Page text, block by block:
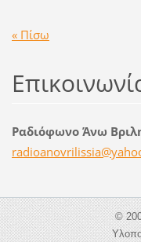
« Πίσω
Ραδιόφωνο Άνω
radioanovrilissi
©